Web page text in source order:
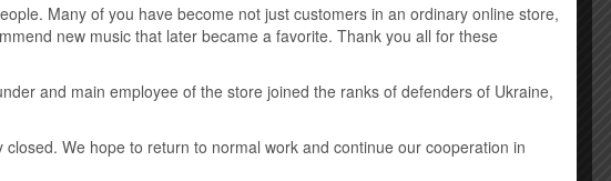
Виниловые пластинки
Many of you have become not just customers in an ordinary online store,
new music that later became a favorite. Thank you all for these
and main employee of the store joined the ranks of defenders of Ukraine,
We hope to return to normal work and continue our cooperation in